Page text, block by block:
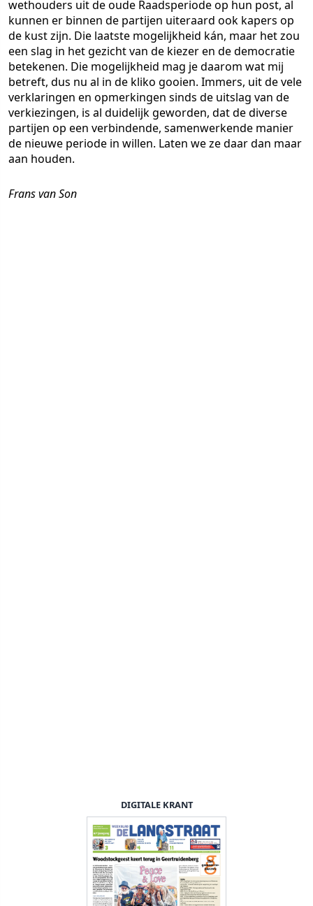
wethouders uit de oude Raadsperiode op hun post, al
kunnen er binnen de partijen uiteraard ook kapers op
de kust zijn. Die laatste mogelijkheid kán, maar het zou
een slag in het gezicht van de kiezer en de democratie
betekenen. Die mogelijkheid mag je daarom wat mij
betreft, dus nu al in de kliko gooien. Immers, uit de vele
verklaringen en opmerkingen sinds de uitslag van de
verkiezingen, is al duidelijk geworden, dat de diverse
partijen op een verbindende, samenwerkende manier
de nieuwe periode in willen. Laten we ze daar dan maar
aan houden.
Frans van Son
DIGITALE KRANT